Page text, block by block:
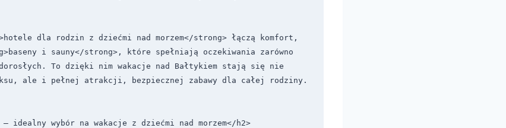
dla rodzin z dziećmi nad morzem</strong> łączą komfort,
i sauny</strong>, które spełniają oczekiwania zarówno
To dzięki nim wakacje nad Bałtykiem stają się nie
ale i pełnej atrakcji, bezpiecznej zabawy dla całej rodziny.
– idealny wybór na wakacje z dziećmi nad morzem</h2>